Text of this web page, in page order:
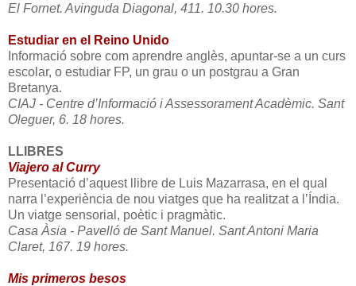
El Fornet. Avinguda Diagonal, 411. 10.30 hores.
Estudiar en el Reino Unido
Informació sobre com aprendre anglès, apuntar-se a un curs
escolar, o estudiar FP, un grau o un postgrau a Gran
Bretanya.
CIAJ - Centre d’Informació i Assessorament Acadèmic. Sant
Oleguer, 6. 18 hores.
LLIBRES
Viajero al Curry
Presentació d’aquest llibre de Luis Mazarrasa, en el qual
narra l’experiència de nou viatges que ha realitzat a l’Índia.
Un viatge sensorial, poètic i pragmàtic.
Casa Àsia - Pavelló de Sant Manuel. Sant Antoni Maria
Claret, 167. 19 hores.
Mis primeros besos